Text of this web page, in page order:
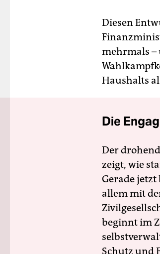
Diesen
mehrmals –
Haushalts
Die
Der
zeigt, wie
Gerade
allem mit
beginnt im
Schutz und